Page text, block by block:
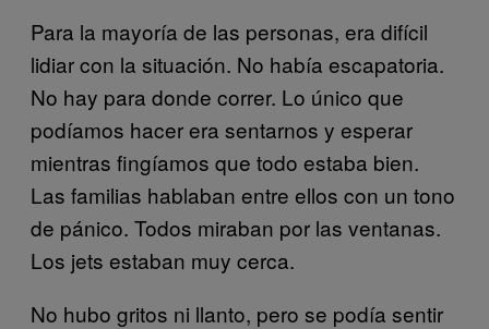
Para la mayoría de las personas, era difícil
lidiar con la situación. No había escapatoria.
No hay para donde correr. Lo único que
podíamos hacer era sentarnos y esperar
mientras fingíamos que todo estaba bien.
Las familias hablaban entre ellos con un tono
de pánico. Todos miraban por las ventanas.
Los jets estaban muy cerca.
No hubo gritos ni llanto, pero se podía sentir